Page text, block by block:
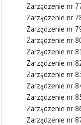
Zarządzenie nr
Zarządzenie nr
Zarządzenie nr
Zarządzenie nr
Zarządzenie nr
Zarządzenie nr
Zarządzenie nr
Zarządzenie nr
Zarządzenie nr
Zarządzenie nr
Zarządzenie nr